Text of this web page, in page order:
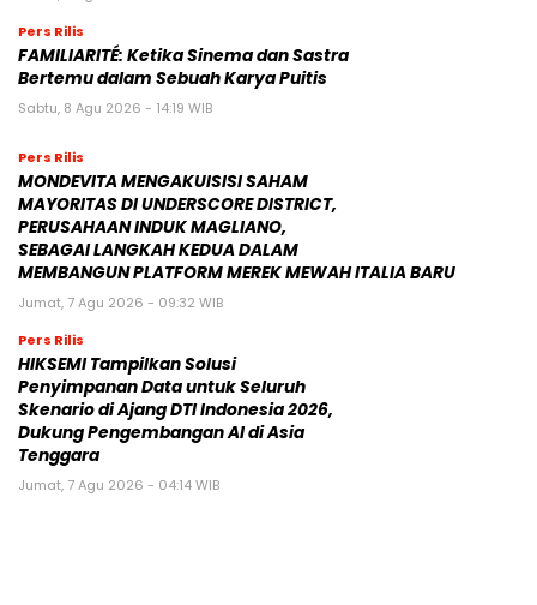
Pers Rilis
FAMILIARITÉ: Ketika Sinema dan Sastra
Bertemu dalam Sebuah Karya Puitis
Sabtu, 8 Agu 2026 - 14:19 WIB
Pers Rilis
MONDEVITA MENGAKUISISI SAHAM
MAYORITAS DI UNDERSCORE DISTRICT,
PERUSAHAAN INDUK MAGLIANO,
SEBAGAI LANGKAH KEDUA DALAM
MEMBANGUN PLATFORM MEREK MEWAH ITALIA BARU
Jumat, 7 Agu 2026 - 09:32 WIB
Pers Rilis
HIKSEMI Tampilkan Solusi
Penyimpanan Data untuk Seluruh
Skenario di Ajang DTI Indonesia 2026,
Dukung Pengembangan AI di Asia
Tenggara
Jumat, 7 Agu 2026 - 04:14 WIB